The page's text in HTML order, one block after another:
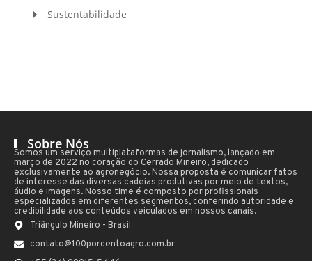
Sustentabilidade
Sobre Nós
Somos um serviço multiplataformas de jornalismo, lançado em
março de 2022 no coração do Cerrado Mineiro, dedicado
exclusivamente ao agronegócio. Nossa proposta é comunicar fatos
de interesse das diversas cadeias produtivas por meio de textos,
áudio e imagens. Nosso time é composto por profissionais
especializados em diferentes segmentos, conferindo autoridade e
credibilidade aos conteúdos veiculados em nossos canais.
Triângulo Mineiro - Brasil
contato@100porcentoagro.com.br